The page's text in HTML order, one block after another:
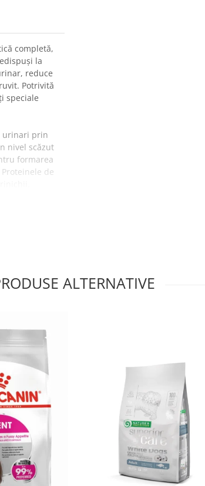
completă,
la
reduce
Potrivită
speciale
urinari prin
nivel scăzut
formarea
de
de
implicați
regulată
grăsimi
minerale
mențin
ALTERNATIVE